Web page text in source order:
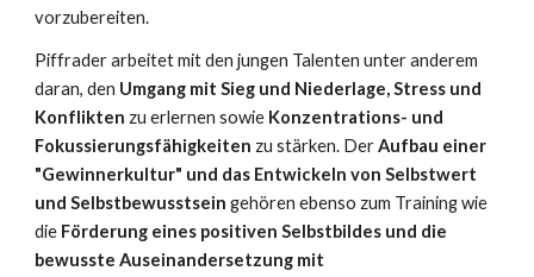
vorzubereiten.
Piffrader arbeitet mit den jungen Talenten unter anderem
daran, den Umgang mit Sieg und Niederlage, Stress und
Konflikten zu erlernen sowie Konzentrations- und
Fokussierungsfähigkeiten zu stärken. DerAufbau einer
"Gewinnerkultur" und das Entwickeln von Selbstwert
und Selbstbewusstsein gehören ebenso zum Training wie
die Förderung eines positiven Selbstbildes und die
bewusste Auseinandersetzung mit